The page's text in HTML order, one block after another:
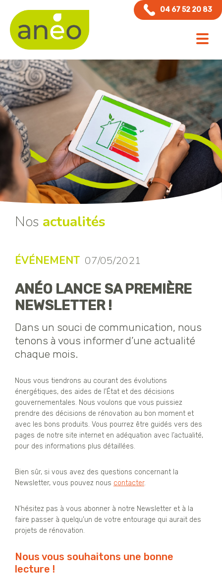
04 67 52 20 83
Nos actualités
ÉVÉNEMENT 07/05/2021
ANÉO LANCE SA PREMIÈRE
NEWSLETTER !
Dans un souci de communication, nous
tenons à vous informer d’une actualité
chaque mois.
Nous vous tiendrons au courant des évolutions
énergétiques, des aides de l’État et des décisions
gouvernementales. Nous voulons que vous puissiez
prendre des décisions de rénovation au bon moment et
avec les bons produits. Vous pourrez être guidés vers des
pages de notre site internet en adéquation avec l’actualité,
pour des informations plus détaillées.
Bien sûr, si vous avez des questions concernant la
Newsletter, vous pouvez nous contacter.
N’hésitez pas à vous abonner à notre Newsletter et à la
faire passer à quelqu’un de votre entourage qui aurait des
projets de rénovation.
Nous vous souhaitons une bonne
lecture !